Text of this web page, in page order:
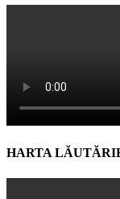
HARTA